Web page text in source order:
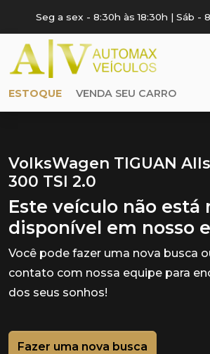
Seg a sex - 8:30h às 18:30h | Sáb -
ESTOQUE VENDA SEU CARRO
VolksWagen TIGUAN
300 TSI 2.0
Este veículo não está
disponível em nosso
Você pode fazer uma nova busca
contato com nossa equipe para
dos seus sonhos!
Fazer uma nova busca